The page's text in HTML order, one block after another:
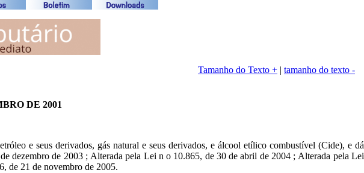
Tamanho do Texto + | tamanho do texto -
DE 2001
e seus derivados, gás natural e seus derivados, e álcool etílico combustível (Cide), e dá
dezembro de 2003 ; Alterada pela Lei n o 10.865, de 30 de abril de 2004 ; Alterada pela Lei
de 21 de novembro de 2005.